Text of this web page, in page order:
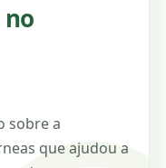
no
sobre a
que ajudou a